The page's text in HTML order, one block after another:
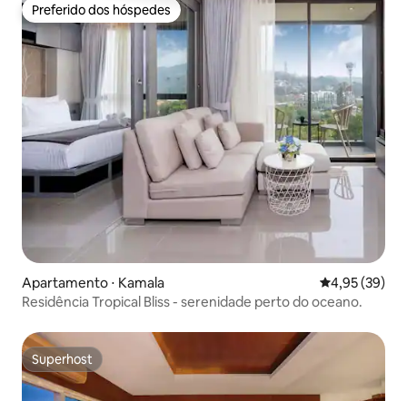
Preferido dos hóspedes
Preferido dos hóspedes
Apartamento ⋅ Kamala 4,95 de uma
4,95 (39)
Residência Tropical Bliss - serenidade perto do oceano.
Superhost
Superhost